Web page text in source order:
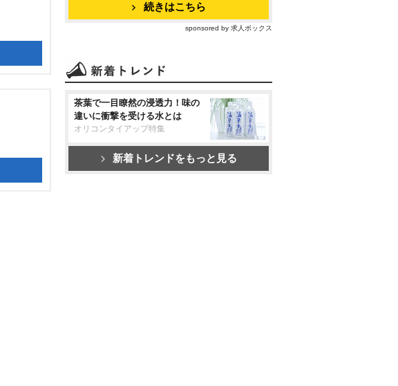
続きはこちら
sponsored by 求人ボックス
茶葉で一目瞭然の浸透力！味の
違いに衝撃を受ける水とは
オリコンタイアップ特集
新着トレンドをもっと見る